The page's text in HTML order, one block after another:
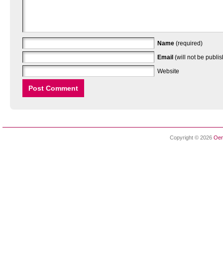
Name (required)
Email (will not be
Website
Copyright © 2026